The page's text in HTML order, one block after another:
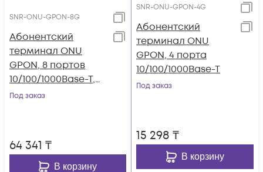
SNR-ONU-GPON-8G
Абонентский
терминал ONU
GPON, 8 портов
10/100/1000Base-T,
совместим с
Под заказ
64 341 ₸
В корзину
SNR-ONU-GPON-4G
Абонентский
терминал ONU
GPON, 4 порта
10/100/1000Base-T
Под заказ
15 298 ₸
В корзину